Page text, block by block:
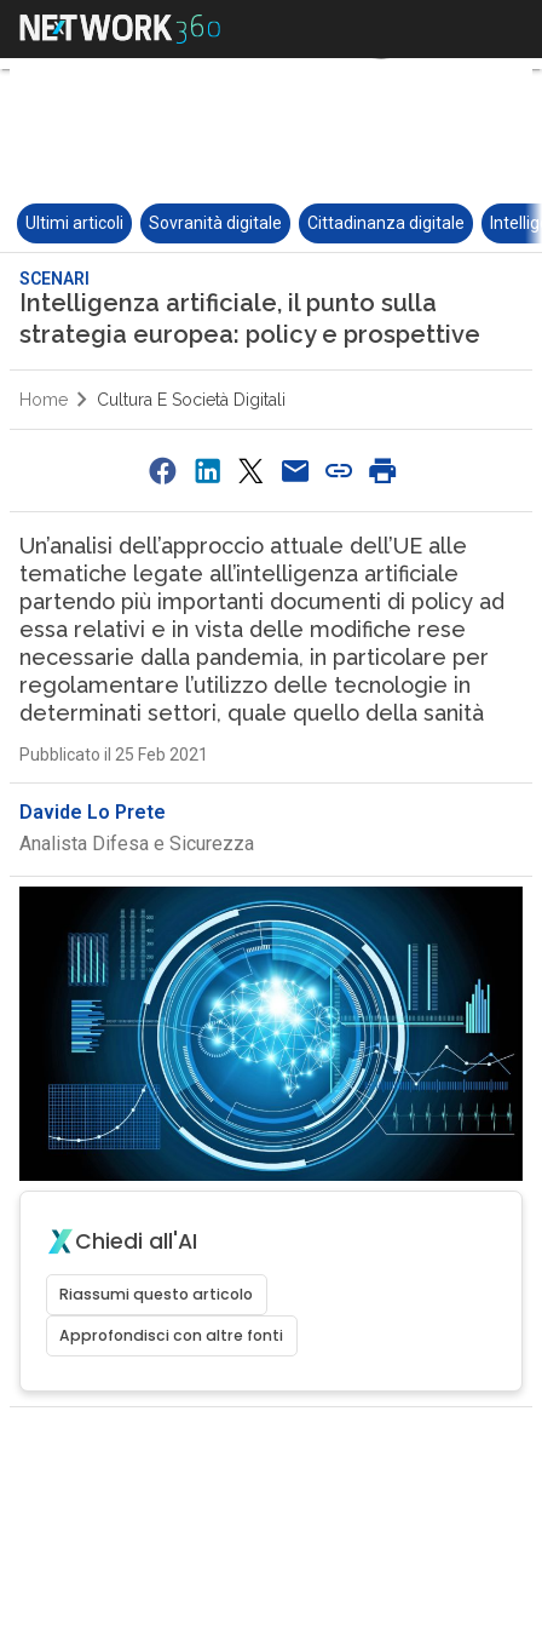
Ultimi articoli Sovranità digitale Cittadinanza digitale
SCENARI
Intelligenza artificiale, il punto sulla
strategia europea: policy e prospettive
Home Cultura E Società Digitali
Un’analisi dell’approccio attuale dell’UE alle
tematiche legate all’intelligenza artificiale
partendo più importanti documenti di policy ad
essa relativi e in vista delle modifiche rese
necessarie dalla pandemia, in particolare per
regolamentare l’utilizzo delle tecnologie in
determinati settori, quale quello della sanità
Pubblicato il 25 Feb 2021
Davide Lo Prete
Analista Difesa e Sicurezza
Chiedi all'AI
Riassumi questo articolo
Approfondisci con altre fonti